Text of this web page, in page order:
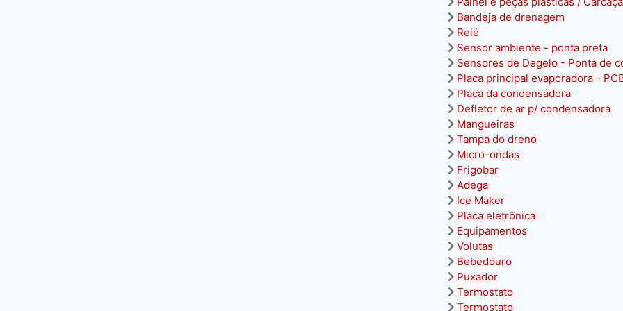
Bandeja de drenagem
Relé
Sensor ambiente - ponta preta
Sensores de Degelo - Ponta de
Placa principal evaporadora -
Placa da condensadora
Defletor de ar p/ condensadora
Mangueiras
Tampa do dreno
Micro-ondas
Frigobar
Adega
Ice Maker
Placa eletrônica
Equipamentos
Volutas
Bebedouro
Puxador
Termostato
Termostato